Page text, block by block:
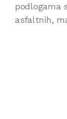
podlogama
asfaltnih,